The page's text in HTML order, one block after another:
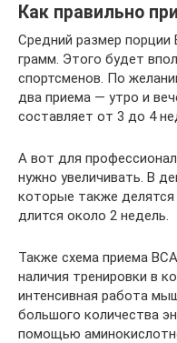
Как правильно
Средний размер
грамм. Этого будет
спортсменов. По
два приема — утро и
составляет от 3 до 4
А вот для
нужно увеличивать. В
которые также
длится около 2 недель.
Также схема приема
наличия тренировки в
интенсивная работа
большого количества
помощью